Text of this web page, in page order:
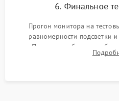
6. Финальное
Прогон монитора на
равномерности подсветки и
Проверка
DisplayPort, VGA) и кнопок